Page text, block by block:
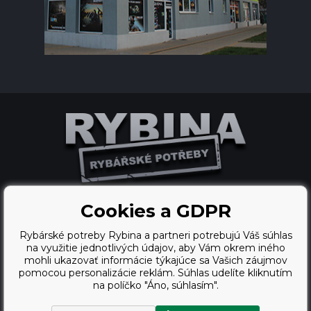
Ecommerce solutions
BINARGON.cz
webdesign
Vortex Vision.cz
Cookies a GDPR
Rybárské potreby Rybina a partneri potrebujú Váš súhlas
na využitie jednotlivých údajov, aby Vám okrem iného
mohli ukazovať informácie týkajúce sa Vašich záujmov
pomocou personalizácie reklám. Súhlas udelíte kliknutím
na políčko "Áno, súhlasím".